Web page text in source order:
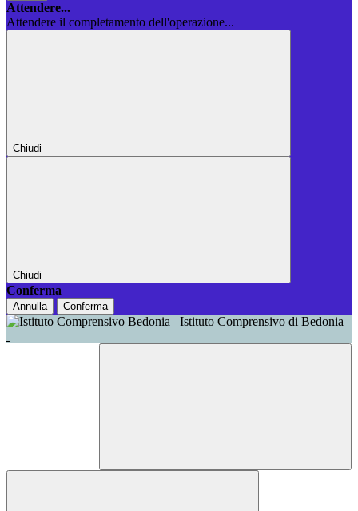
Attendere...
Attendere il completamento dell'operazione...
Chiudi
Chiudi
Conferma
Annulla Conferma
Istituto Comprensivo di Bedonia